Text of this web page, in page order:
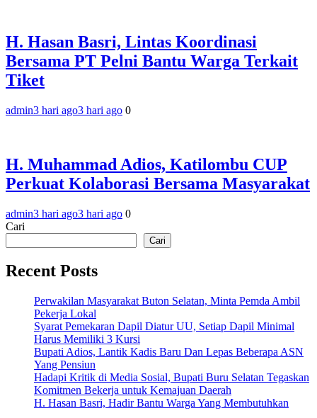
H. Hasan Basri, Lintas Koordinasi
Bersama PT Pelni Bantu Warga Terkait
Tiket
admin3 hari ago3 hari ago 0
H. Muhammad Adios, Katilombu CUP
Perkuat Kolaborasi Bersama Masyarakat
admin3 hari ago3 hari ago 0
Cari
Cari
Recent Posts
Perwakilan Masyarakat Buton Selatan, Minta Pemda Ambil
Pekerja Lokal
Syarat Pemekaran Dapil Diatur UU, Setiap Dapil Minimal
Harus Memiliki 3 Kursi
Bupati Adios, Lantik Kadis Baru Dan Lepas Beberapa ASN
Yang Pensiun
Hadapi Kritik di Media Sosial, Bupati Buru Selatan Tegaskan
Komitmen Bekerja untuk Kemajuan Daerah
H. Hasan Basri, Hadir Bantu Warga Yang Membutuhkan